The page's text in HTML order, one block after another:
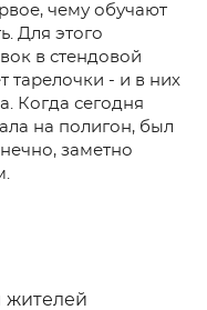
чему обучают
Для этого
в стендовой
тарелочки - и в них
Когда сегодня
на полигон, был
заметно
жителей